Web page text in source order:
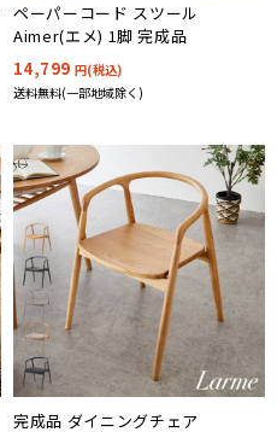
ペーパーコード スツール
Aimer(エメ) 1脚 完成品
14,799 円(税込)
送料無料(一部地域除く)
完成品 ダイニングチェア